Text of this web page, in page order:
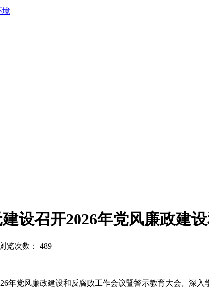
境
设召开2026年党风廉政建
次数： 489
党风廉政建设和反腐败工作会议暨警示教育大会。深